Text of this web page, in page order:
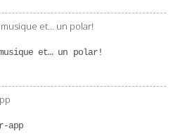
et… un polar!
app